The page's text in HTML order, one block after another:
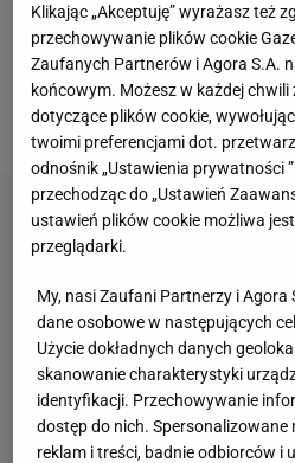
Najmodniejsze buty sezonu -
skóry w kolorze granatu na
pasują do eleganckiej
oraz eleganckiego, czarnego
Klikając „Akceptuję” wyrażasz też
przechowywanie plików cookie
Zaufanych Partnerów i Agora S.A.
końcowym. Możesz w każdej
dotyczące plików cookie,
twoimi preferencjami dot.
odnośnik „Ustawienia prywatności
przechodząc do „Ustawień
ustawień plików cookie możliwa
przeglądarki.
My, nasi Zaufani Partnerzy i
dane osobowe w następujących
Użycie dokładnych danych
skanowanie charakterystyki
identyfikacji. Przechowywanie
dostęp do nich. Spersonalizowane
reklam i treści, badnie odbiorców i